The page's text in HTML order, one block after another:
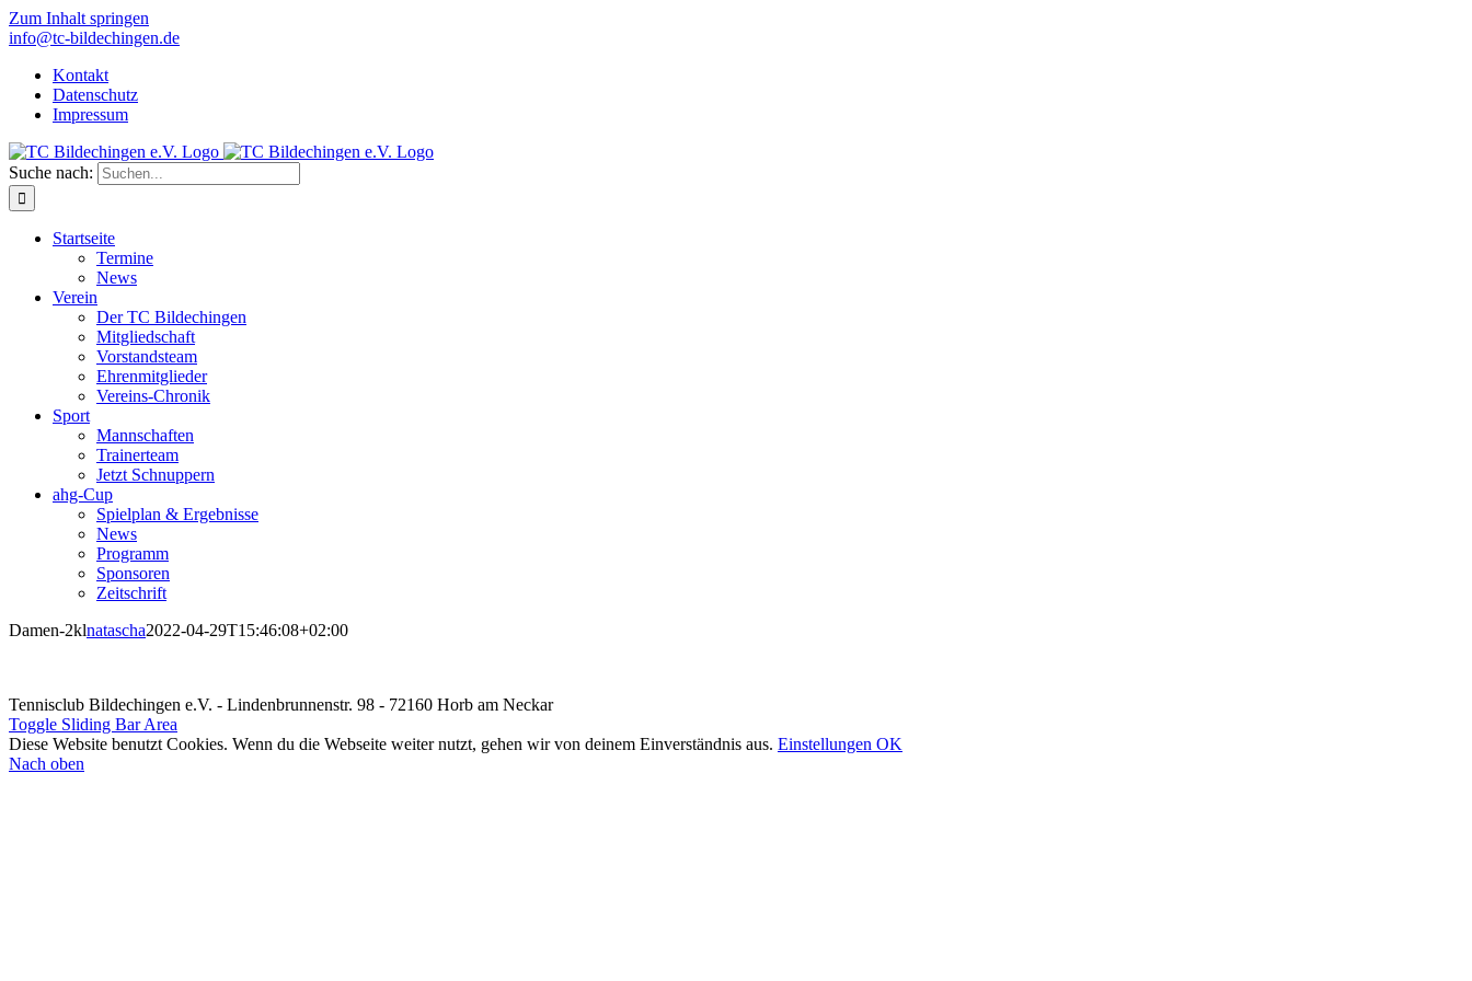
Zum Inhalt springen
info@tc-bildechingen.de
Kontakt
Datenschutz
Impressum
Suche nach:
Startseite
Termine
News
Verein
Der TC Bildechingen
Mitgliedschaft
Vorstandsteam
Ehrenmitglieder
Vereins-Chronik
Sport
Mannschaften
Trainerteam
Jetzt Schnuppern
ahg-Cup
Spielplan & Ergebnisse
News
Programm
Sponsoren
Zeitschrift
Damen-2klnatascha2022-04-29T15:46:08+02:00
Tennisclub Bildechingen e.V. - Lindenbrunnenstr. 98 - 72160 Horb am Neckar
Toggle Sliding Bar Area
Diese Website benutzt Cookies. Wenn du die Webseite weiter nutzt, gehen wir von deinem Einverständnis aus. Einstellungen OK
Nach oben